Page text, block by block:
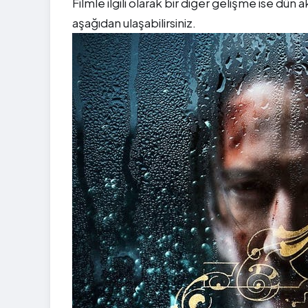
aşağıdan ulaşabilirsiniz.